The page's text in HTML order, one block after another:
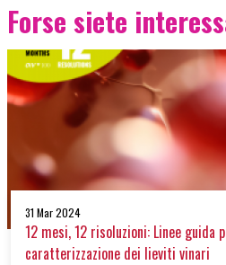
Forse siete
31 Mar 2024
12 mesi, 12 risoluzioni: Linee guida
caratterizzazione dei lieviti vinari